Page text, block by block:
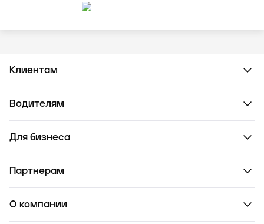
Клиентам
Водителям
Для бизнеса
Партнерам
О компании